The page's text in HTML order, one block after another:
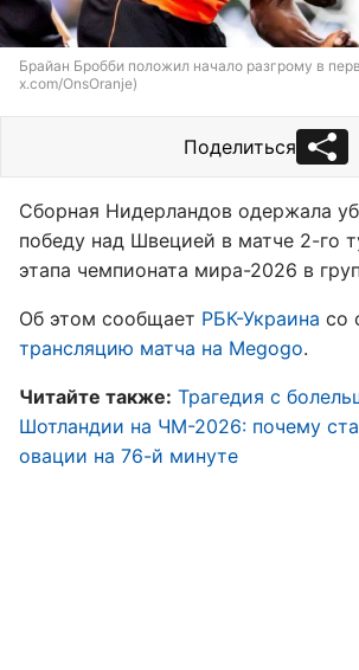
Брайан Бробби положил начало разгрому в
x.com/OnsOranje)
Поделиться
Сборная Нидерландов одержала
победу над Швецией в матче 2-го
этапа чемпионата мира-2026 в
Об этом сообщает РБК-Украина со
трансляцию матча на Megogo.
Читайте также: Трагедия с
Шотландии на ЧМ-2026: почему
овации на 76-й минуте